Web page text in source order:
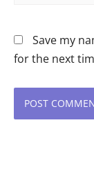
Save my
for the next